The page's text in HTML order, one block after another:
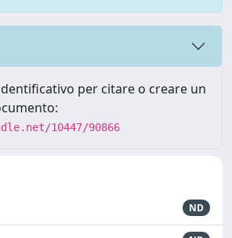
per citare o creare un
10447/90866
ND